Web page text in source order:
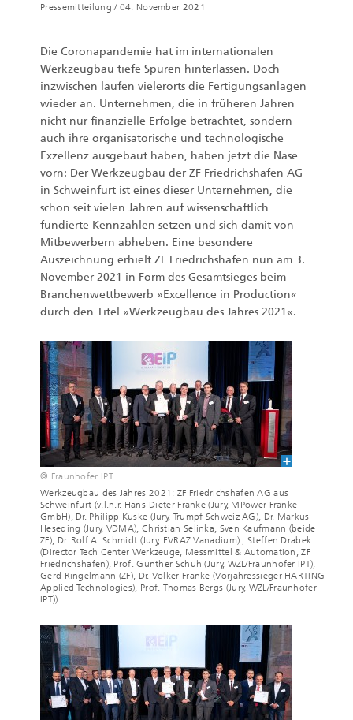
Pressemitteilung / 04. November 2021
Die Coronapandemie hat im internationalen
Werkzeugbau tiefe Spuren hinterlassen. Doch
inzwischen laufen vielerorts die Fertigungsanlagen
wieder an. Unternehmen, die in früheren Jahren
nicht nur finanzielle Erfolge betrachtet, sondern
auch ihre organisatorische und technologische
Exzellenz ausgebaut haben, haben jetzt die Nase
vorn: Der Werkzeugbau der ZF Friedrichshafen AG
in Schweinfurt ist eines dieser Unternehmen, die
schon seit vielen Jahren auf wissenschaftlich
fundierte Kennzahlen setzen und sich damit von
Mitbewerbern abheben. Eine besondere
Auszeichnung erhielt ZF Friedrichshafen nun am 3.
November 2021 in Form des Gesamtsieges beim
Branchenwettbewerb »Excellence in Production«
durch den Titel »Werkzeugbau des Jahres 2021«.
© Fraunhofer IPT
Werkzeugbau des Jahres 2021: ZF Friedrichshafen AG aus
Schweinfurt (v.l.n.r. Hans-Dieter Franke (Jury, MPower Franke
GmbH), Dr. Philipp Kuske (Jury, Trumpf Schweiz AG), Dr. Markus
Heseding (Jury, VDMA), Christian Selinka, Sven Kaufmann (beide
ZF), Dr. Rolf A. Schmidt (Jury, EVRAZ Vanadium) , Steffen Drabek
(Director Tech Center Werkzeuge, Messmittel & Automation, ZF
Friedrichshafen), Prof. Günther Schuh (Jury, WZL/Fraunhofer IPT),
Gerd Ringelmann (ZF), Dr. Volker Franke (Vorjahressieger HARTING
Applied Technologies), Prof. Thomas Bergs (Jury, WZL/Fraunhofer
IPT)).